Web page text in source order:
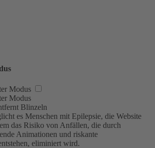
Modus
Modus
Blinzeln
es Menschen mit Epilepsie, die Website
das Risiko von Anfällen, die durch
Animationen und riskante
eliminiert wird.